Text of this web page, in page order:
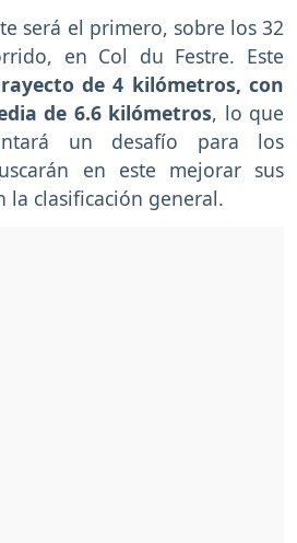
será el primero, sobre los 32
en Col du Festre. Este
de 4 kilómetros, con
de 6.6 kilómetros, lo que
un desafío para los
en este mejorar sus
la clasificación general.